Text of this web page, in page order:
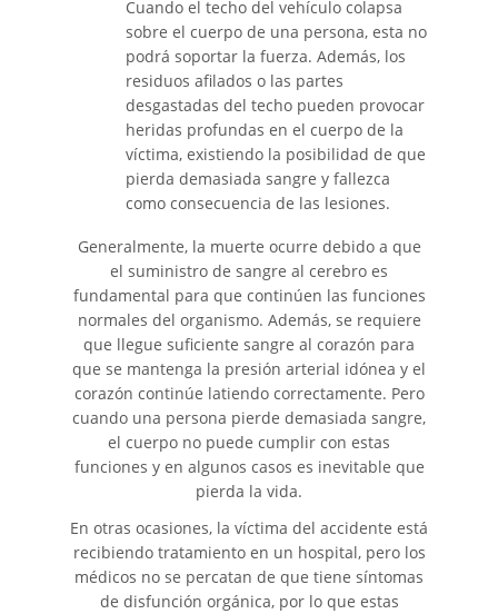
Cuando el techo del vehículo colapsa
sobre el cuerpo de una persona, esta no
podrá soportar la fuerza. Además, los
residuos afilados o las partes
desgastadas del techo pueden provocar
heridas profundas en el cuerpo de la
víctima, existiendo la posibilidad de que
pierda demasiada sangre y fallezca
como consecuencia de las lesiones.
Generalmente, la muerte ocurre debido a que
el suministro de sangre al cerebro es
fundamental para que continúen las funciones
normales del organismo. Además, se requiere
que llegue suficiente sangre al corazón para
que se mantenga la presión arterial idónea y el
corazón continúe latiendo correctamente. Pero
cuando una persona pierde demasiada sangre,
el cuerpo no puede cumplir con estas
funciones y en algunos casos es inevitable que
pierda la vida.
En otras ocasiones, la víctima del accidente está
recibiendo tratamiento en un hospital, pero los
médicos no se percatan de que tiene síntomas
de disfunción orgánica, por lo que estas